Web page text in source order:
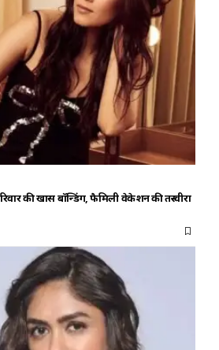
की खास बॉन्डिंग, फैमिली वेकेशन की तस्वीरों